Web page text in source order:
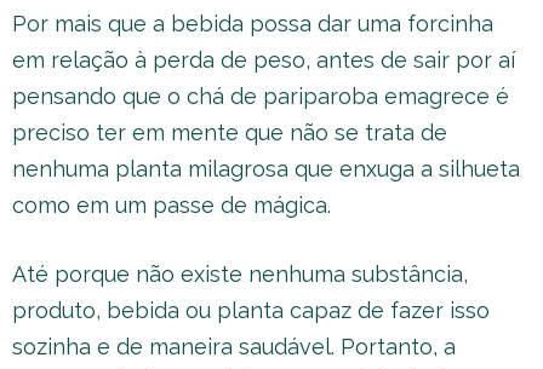
Por mais que a bebida possa dar uma forcinha
em relação à perda de peso, antes de sair por aí
pensando que o chá de pariparoba emagrece é
preciso ter em mente que não se trata de
nenhuma planta milagrosa que enxuga a silhueta
como em um passe de mágica.
Até porque não existe nenhuma substância,
produto, bebida ou planta capaz de fazer isso
sozinha e de maneira saudável. Portanto, a